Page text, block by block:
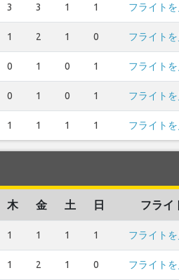
3 3 1 1 フライトを
1 2 1 0 フライトを
0 1 0 1 フライトを
0 1 0 1 フライトを
1 1 1 1 フライトを
木 金 土 日 フライ
1 1 1 1 フライトを
1 2 1 0 フライトを